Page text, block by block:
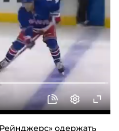
одержать